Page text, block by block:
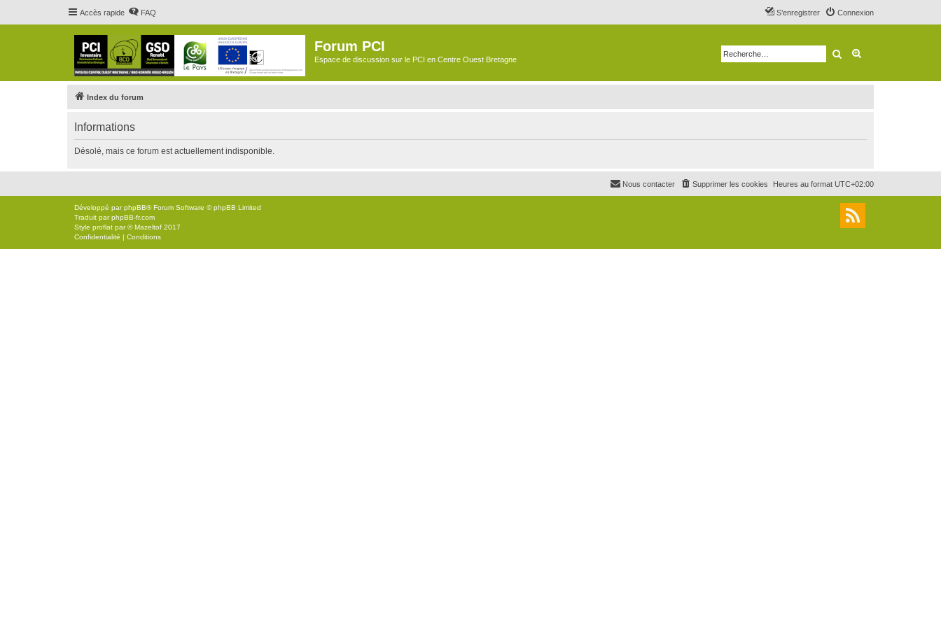
Accès rapide FAQ Connexion
S’enregistrer
Forum PCI
Espace de discussion sur le PCI en Centre Ouest Bretagne Rechercher
Index du forum
Informations
Désolé, mais ce forum est actuellement indisponible.
Heures au format UTC+02:00
Supprimer les cookies
Nous contacter
Développé parphpBB® Forum Software © phpBB Limited
Traduit parphpBB-fr.com
Style proflat par ©Mazeltof 2017
Confidentialité | Conditions